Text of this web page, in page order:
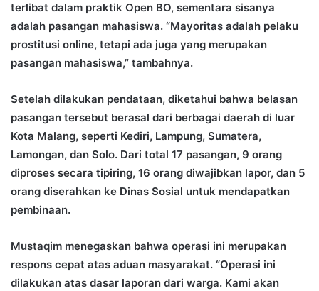
terlibat dalam praktik Open BO, sementara sisanya
adalah pasangan mahasiswa. “Mayoritas adalah pelaku
prostitusi online, tetapi ada juga yang merupakan
pasangan mahasiswa,” tambahnya.
Setelah dilakukan pendataan, diketahui bahwa belasan
pasangan tersebut berasal dari berbagai daerah di luar
Kota Malang, seperti Kediri, Lampung, Sumatera,
Lamongan, dan Solo. Dari total 17 pasangan, 9 orang
diproses secara tipiring, 16 orang diwajibkan lapor, dan 5
orang diserahkan ke Dinas Sosial untuk mendapatkan
pembinaan.
Mustaqim menegaskan bahwa operasi ini merupakan
respons cepat atas aduan masyarakat. “Operasi ini
dilakukan atas dasar laporan dari warga. Kami akan